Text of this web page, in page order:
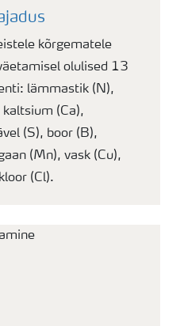
kõrgematele
olulised 13
lämmastik (N),
(Ca),
(S), boor (B),
(Mn), vask (Cu),
(Cl).